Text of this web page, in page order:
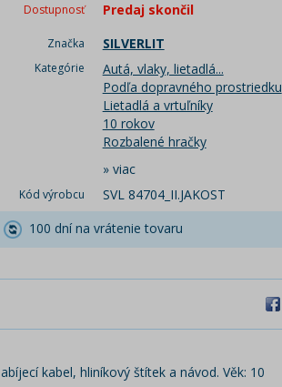
Dostupnosť Predaj skončil
Značka SILVERLIT
Kategórie
Autá, vlaky, lietadlá...
Podľa dopravného prostriedku
Lietadlá a vrtuľníky
10 rokov
Rozbalené hračky
» viac
Kód výrobcu
SVL 84704_II.JAKOST
100 dní na vrátenie tovaru
kabel, hliníkový štítek a návod. Věk: 10